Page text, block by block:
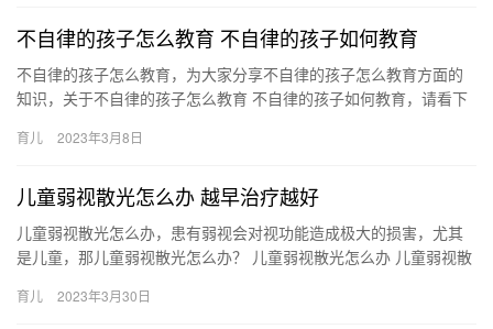
不自律的孩子怎么教育 不自律的孩子如何教育
不自律的孩子怎么教育，为大家分享不自律的孩子怎么教育方面的
知识，关于不自律的孩子怎么教育 不自律的孩子如何教育，请看下
育儿 2023年3月8日
儿童弱视散光怎么办 越早治疗越好
儿童弱视散光怎么办，患有弱视会对视功能造成极大的损害，尤其
是儿童，那儿童弱视散光怎么办？ 儿童弱视散光怎么办 儿童弱视散
疗…
育儿 2023年3月30日